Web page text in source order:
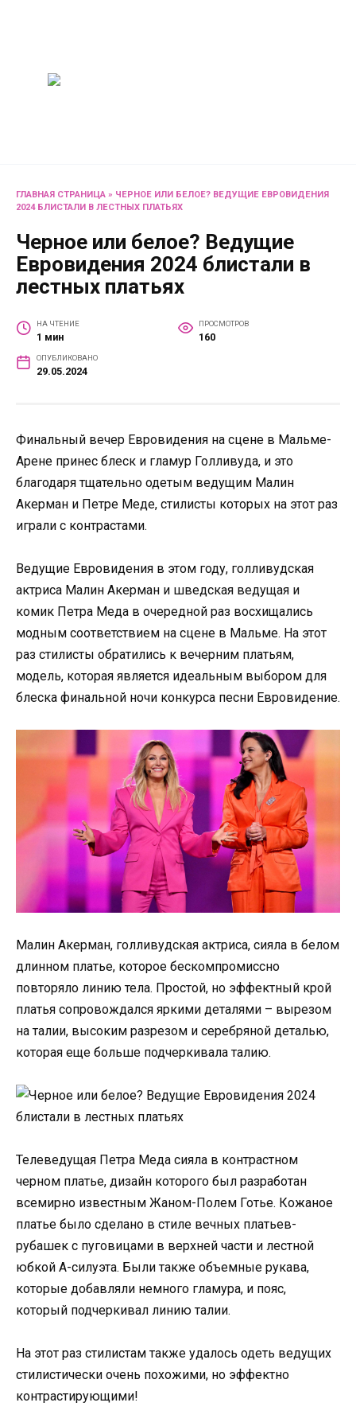
ГЛАВНАЯ СТРАНИЦА » ЧЕРНОЕ ИЛИ БЕЛОЕ? ВЕДУЩИЕ ЕВРОВИДЕНИЯ
2024 БЛИСТАЛИ В ЛЕСТНЫХ ПЛАТЬЯХ
Черное или белое? Ведущие
Евровидения 2024 блистали в
лестных платьях
НА ЧТЕНИЕ
1 мин
ПРОСМОТРОВ
160
ОПУБЛИКОВАНО
29.05.2024
Финальный вечер Евровидения на сцене в Мальме-
Арене принес блеск и гламур Голливуда, и это
благодаря тщательно одетым ведущим Малин
Акерман и Петре Меде, стилисты которых на этот раз
играли с контрастами.
Ведущие Евровидения в этом году, голливудская
актриса Малин Акерман и шведская ведущая и
комик Петра Меда в очередной раз восхищались
модным соответствием на сцене в Мальме. На этот
раз стилисты обратились к вечерним платьям,
модель, которая является идеальным выбором для
блеска финальной ночи конкурса песни Евровидение.
Малин Акерман, голливудская актриса, сияла в белом
длинном платье, которое бескомпромиссно
повторяло линию тела. Простой, но эффектный крой
платья сопровождался яркими деталями – вырезом
на талии, высоким разрезом и серебряной деталью,
которая еще больше подчеркивала талию.
Телеведущая Петра Меда сияла в контрастном
черном платье, дизайн которого был разработан
всемирно известным Жаном-Полем Готье. Кожаное
платье было сделано в стиле вечных платьев-
рубашек с пуговицами в верхней части и лестной
юбкой А-силуэта. Были также объемные рукава,
которые добавляли немного гламура, и пояс,
который подчеркивал линию талии.
На этот раз стилистам также удалось одеть ведущих
стилистически очень похожими, но эффектно
контрастирующими!